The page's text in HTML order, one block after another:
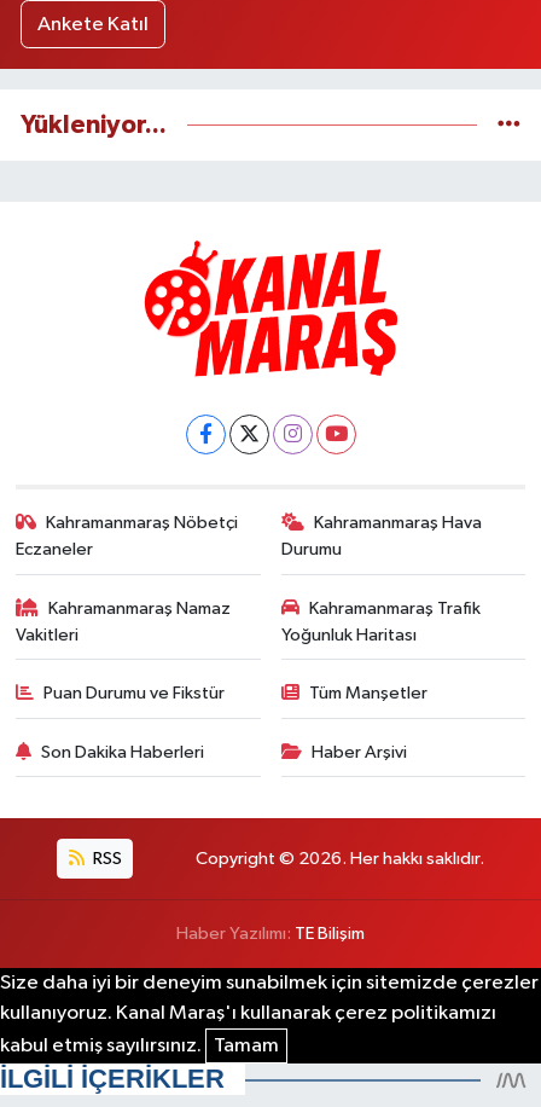
Ankete Katıl
Yükleniyor...
Kahramanmaraş Nöbetçi
Eczaneler
Kahramanmaraş Hava
Durumu
Kahramanmaraş Namaz
Vakitleri
Kahramanmaraş Trafik
Yoğunluk Haritası
Puan Durumu ve Fikstür Tüm Manşetler
Son Dakika Haberleri Haber Arşivi
RSS Copyright © 2026. Her hakkı saklıdır.
Haber Yazılımı: TE Bilişim
Size daha iyi bir deneyim sunabilmek için sitemizde çerezler
kullanıyoruz. Kanal Maraş'ı kullanarak çerez politikamızı
kabul etmiş sayılırsınız.
Tamam